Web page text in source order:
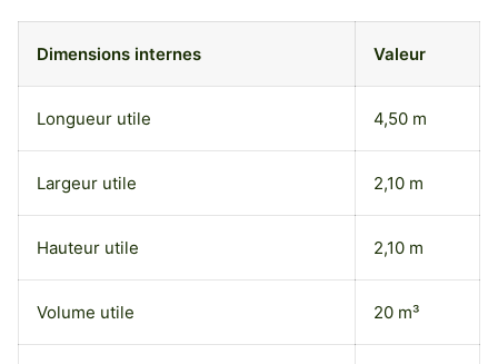
Dimensions internes Valeur
Longueur utile 4,50 m
Largeur utile 2,10 m
Hauteur utile 2,10 m
Volume utile 20 m³